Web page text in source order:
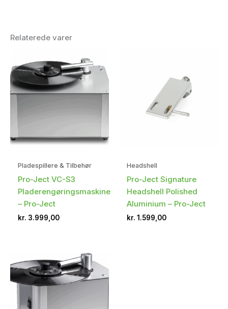
Relaterede varer
Pladespillere & Tilbehør
Pro-Ject VC-S3
Pladerengøringsmaskine
– Pro-Ject
kr. 3.999,00
Headshell
Pro-Ject Signature
Headshell Polished
Aluminium – Pro-Ject
kr. 1.599,00